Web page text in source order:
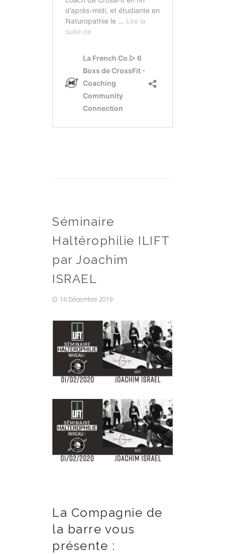
Séminaire
Haltérophilie ILIFT
par Joachim
ISRAEL
16 Décembre 2019
La Compagnie de
la barre vous
présente :